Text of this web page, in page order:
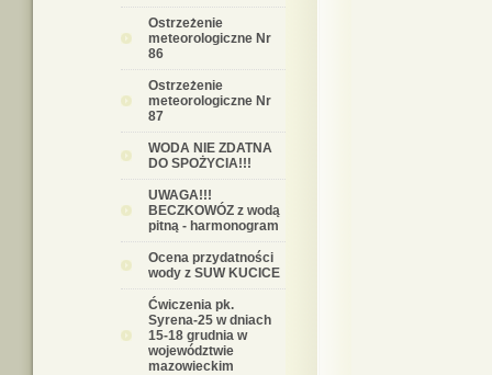
Ostrzeżenie
meteorologiczne Nr
86
Ostrzeżenie
meteorologiczne Nr
87
WODA NIE ZDATNA
DO SPOŻYCIA!!!
UWAGA!!!
BECZKOWÓZ z wodą
pitną - harmonogram
Ocena przydatności
wody z SUW KUCICE
Ćwiczenia pk.
Syrena-25 w dniach
15-18 grudnia w
województwie
mazowieckim